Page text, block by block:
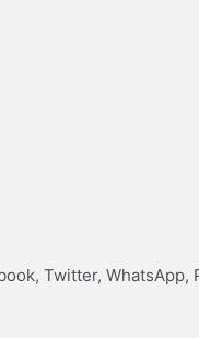
Twitter, WhatsApp,